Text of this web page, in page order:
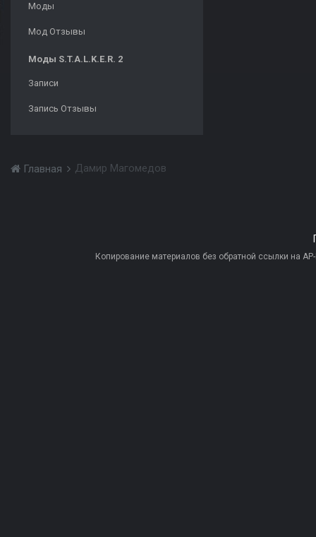
Моды
Мод Отзывы
Моды S.T.A.L.K.E.R. 2
Записи
Запись Отзывы
Главная Дамир Магомедов
Копирование материалов без обратной ссылки на